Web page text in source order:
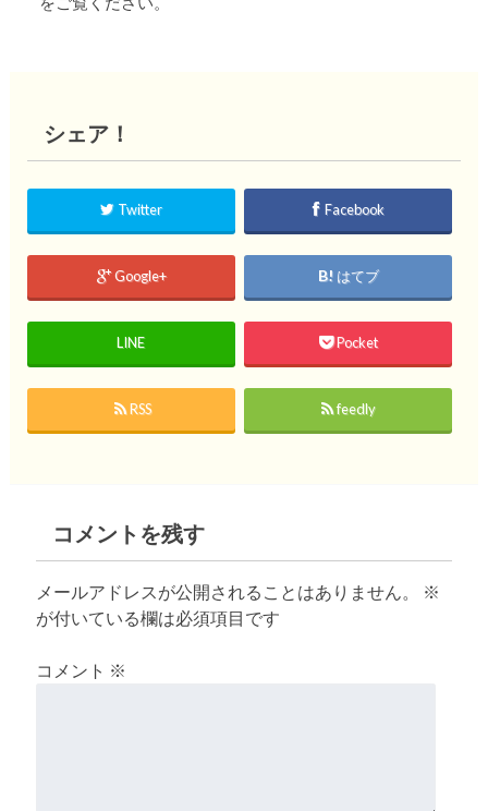
シェア！
Twitter Facebook
Google+ はてブ
LINE Pocket
RSS feedly
コメントを残す
メールアドレスが公開されることはありません。
※
が付いている欄は必須項目です
コメント ※